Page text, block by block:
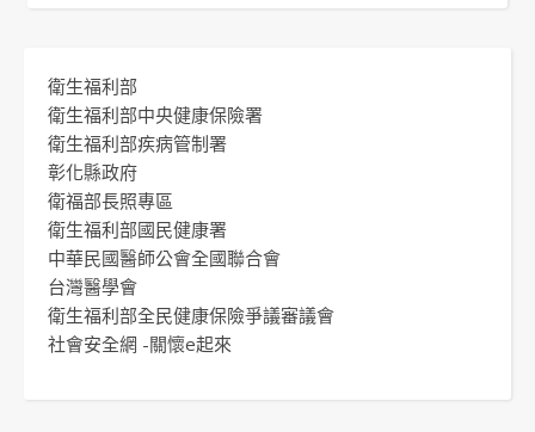
衛生福利部
衛生福利部中央健康保險署
衛生福利部疾病管制署
彰化縣政府
衛福部長照專區
衛生福利部國民健康署
中華民國醫師公會全國聯合會
台灣醫學會
衛生福利部全民健康保險爭議審議會
社會安全網 -關懷e起來